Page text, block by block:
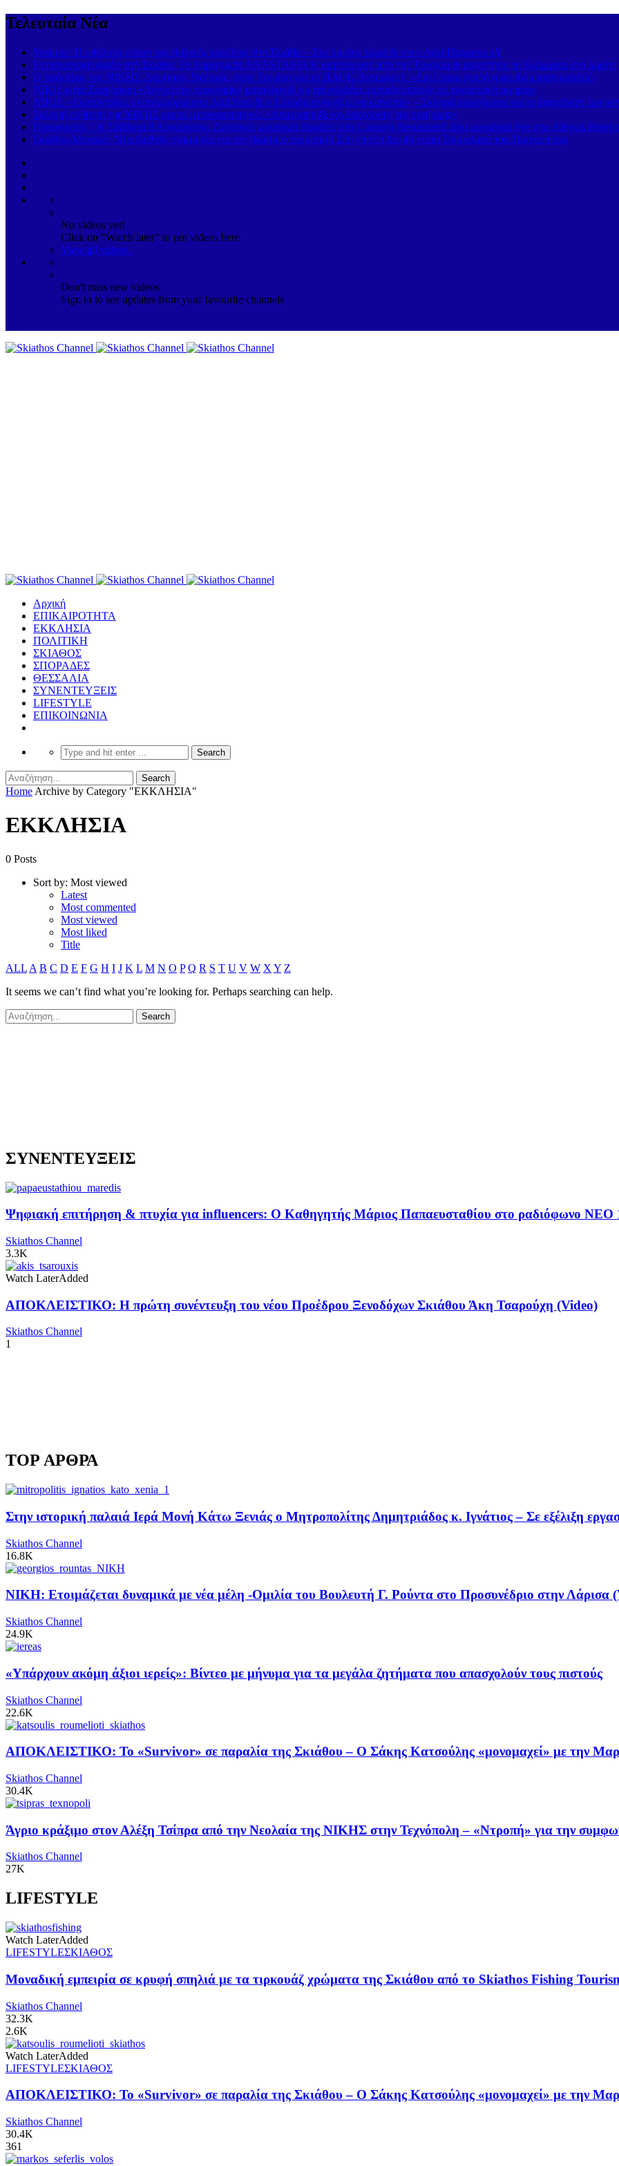
Τελευταία Νέα
Vesuvio: Η απόλυτη γεύση της ιταλικής κουζίνας στη Σκιάθο – Στο λιμάνι, τώρα & στην Αγία Παρασκευή!
Εντυπωσιακή άφιξη στη Σκιάθο: Το Superyacht ANASTASIA K κατέπλευσε από την Τουρκία & μαγνήτισε τα βλέμματα στο λιμάνι
Ο πρόεδρος της ΝΙΚΗΣ, Δημήτρης Νατσιός, στην Τούμπα για το ΠΑΟΚ-Άντερλεχτ: «Εκεί όπου χτυπά η ασπρόμαυρη καρδιά»
ΝΙΚΗ κατά Ζαχαράκη: «Αγνοεί την ευρωπαϊκή καταδίκη & κρατά χιλιάδες εκπαιδευτικούς σε εργασιακή ομηρία»
ΝΙΚΗ: «Εκατοντάδες εκατομμύρια στο AntiNero & η Ελλάδα συνεχίζει να καίγεται» – Σκληρά ερωτήματα για τη διαχείριση των
Σκληρή επίθεση της ΝΙΚΗΣ για το μεταναστευτικό: «Αποτροπή & όχι διαχείριση της εισβολής»
Παρασκευή 7 & Σάββατο 8 Αυγούστου: Ζωντανές μουσικές βραδιές στο Carnayo Restaurant! Δύο μοναδικά live στο Alkyon Hotel
Σκιάθος-Μονακό: Νέα διεθνής συμμαχία για τον βιώσιμο τουρισμό! Στο νησί η Διευθύντρια Τουρισμού του Πριγκιπάτου
No videos yet!
Click on "Watch later" to put videos here
View all videos
Don't miss new videos
Sign in to see updates from your favourite channels
Αρχική
ΕΠΙΚΑΙΡΟΤΗΤΑ
ΕΚΚΛΗΣΙΑ
ΠΟΛΙΤΙΚΗ
ΣΚΙΑΘΟΣ
ΣΠΟΡΑΔΕΣ
ΘΕΣΣΑΛΙΑ
ΣΥΝΕΝΤΕΥΞΕΙΣ
LIFESTYLE
ΕΠΙΚΟΙΝΩΝΙΑ
Home Archive by Category "ΕΚΚΛΗΣΙΑ"
ΕΚΚΛΗΣΙΑ
0 Posts
Sort by: Most viewed
Latest
Most commented
Most viewed
Most liked
Title
ALL A B C D E F G H I J K L M N O P Q R S T U V W X Y Z
It seems we can’t find what you’re looking for. Perhaps searching can help.
ΣΥΝΕΝΤΕΥΞΕΙΣ
Ψηφιακή επιτήρηση & πτυχία για influencers: Ο Καθηγητής Μάριος Παπαευσταθίου στο ραδιόφωνο NEO
Skiathos Channel
3.3K
Watch LaterAdded
ΑΠΟΚΛΕΙΣΤΙΚΟ: Η πρώτη συνέντευξη του νέου Προέδρου Ξενοδόχων Σκιάθου Άκη Τσαρούχη (Video)
Skiathos Channel
1
TOP ΑΡΘΡΑ
Στην ιστορική παλαιά Ιερά Μονή Κάτω Ξενιάς ο Μητροπολίτης Δημητριάδος κ. Ιγνάτιος – Σε εξέλιξη
Skiathos Channel
16.8K
ΝΙΚΗ: Ετοιμάζεται δυναμικά με νέα μέλη -Ομιλία του Βουλευτή Γ. Ρούντα στο Προσυνέδριο στην Λάρισα
Skiathos Channel
24.9K
«Υπάρχουν ακόμη άξιοι ιερείς»: Βίντεο με μήνυμα για τα μεγάλα ζητήματα που απασχολούν τους πιστούς
Skiathos Channel
22.6K
ΑΠΟΚΛΕΙΣΤΙΚΟ: Το «Survivor» σε παραλία της Σκιάθου – Ο Σάκης Κατσούλης «μονομαχεί» με την
Skiathos Channel
30.4K
Άγριο κράξιμο στον Αλέξη Τσίπρα από την Νεολαία της ΝΙΚΗΣ στην Τεχνόπολη – «Ντροπή» για την
Skiathos Channel
27K
LIFESTYLE
Watch LaterAdded
LIFESTYLEΣΚΙΑΘΟΣ
Μοναδική εμπειρία σε κρυφή σπηλιά με τα τιρκουάζ χρώματα της Σκιάθου από το Skiathos Fishing
Skiathos Channel
32.3K
2.6K
Watch LaterAdded
LIFESTYLEΣΚΙΑΘΟΣ
ΑΠΟΚΛΕΙΣΤΙΚΟ: Το «Survivor» σε παραλία της Σκιάθου – Ο Σάκης Κατσούλης «μονομαχεί» με την
Skiathos Channel
30.4K
361